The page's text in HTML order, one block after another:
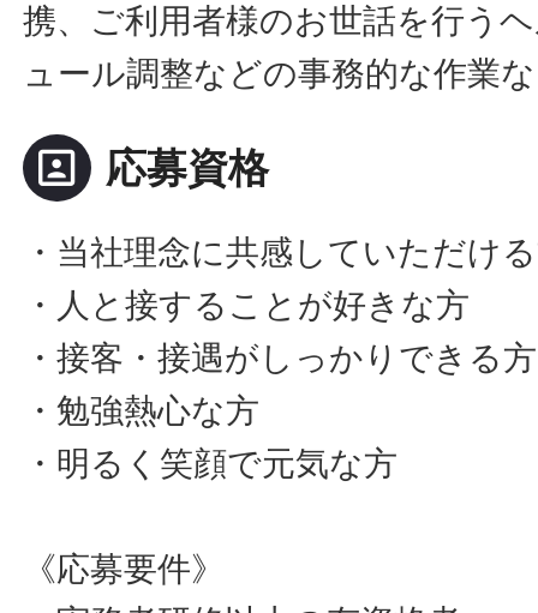
携、ご利用者様のお世話を行う
ュール調整などの事務的な作業
portrait 応募資格
・当社理念に共感していただけ
・人と接することが好きな方
・接客・接遇がしっかりできる方
・勉強熱心な方
・明るく笑顔で元気な方
《応募要件》